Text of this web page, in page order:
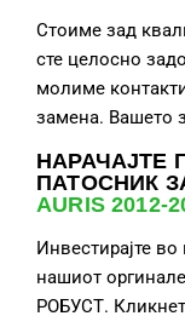
Стоиме зад
сте целосно
молиме
замена. Вашето
НАРАЧАЈТЕ
ПАТОСНИК
AURIS 2012-
Инвестирајте
нашиот
РОБУСТ.